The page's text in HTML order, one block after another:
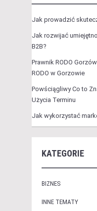
Jak prowadzić
Jak rozwijać
B2B?
Prawnik RODO
RODO w Gorzowie
Powściągliwy Co to
Użycia Terminu
Jak wykorzystać
KATEGORIE
BIZNES
INNE TEMATY